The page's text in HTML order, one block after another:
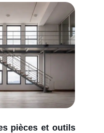
pièces et outils